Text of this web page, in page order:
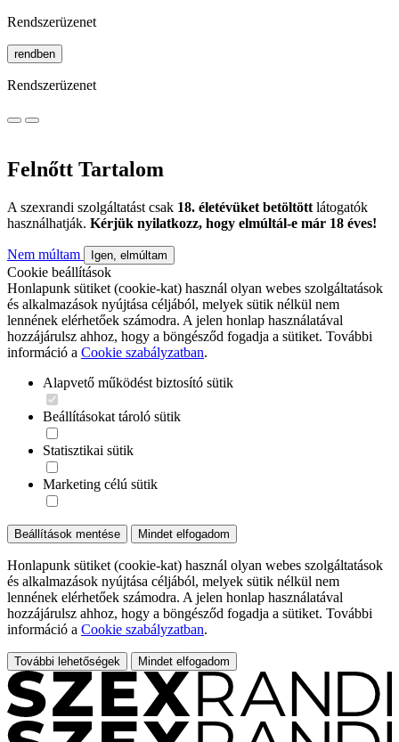
Rendszerüzenet
rendben
Rendszerüzenet
Felnőtt Tartalom
A szexrandi szolgáltatást csak 18. életévüket betöltött látogatók
használhatják. Kérjük nyilatkozz, hogy elmúltál-e már 18 éves!
Nem múltam Igen, elmúltam
Cookie beállítások
Honlapunk sütiket (cookie-kat) használ olyan webes szolgáltatások
és alkalmazások nyújtása céljából, melyek sütik nélkül nem
lennének elérhetőek számodra. A jelen honlap használatával
hozzájárulsz ahhoz, hogy a böngésződ fogadja a sütiket. További
információ a Cookie szabályzatban.
Alapvető működést biztosító sütik
Beállításokat tároló sütik
Statisztikai sütik
Marketing célú sütik
Beállítások mentése Mindet elfogadom
Honlapunk sütiket (cookie-kat) használ olyan webes szolgáltatások
és alkalmazások nyújtása céljából, melyek sütik nélkül nem
lennének elérhetőek számodra. A jelen honlap használatával
hozzájárulsz ahhoz, hogy a böngésződ fogadja a sütiket. További
információ a Cookie szabályzatban.
További lehetőségek Mindet elfogadom